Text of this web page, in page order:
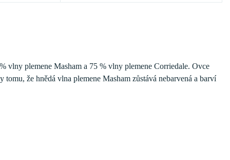
vlny plemene Masham a 75 % vlny plemene Corriedale. Ovce
že hnědá vlna plemene Masham zůstává nebarvená a barví